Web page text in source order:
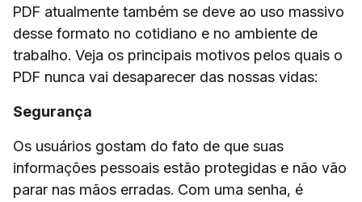
PDF atualmente também se deve ao uso massivo
desse formato no cotidiano e no ambiente de
trabalho. Veja os principais motivos pelos quais o
PDF nunca vai desaparecer das nossas vidas:
Segurança
Os usuários gostam do fato de que suas
informações pessoais estão protegidas e não vão
parar nas mãos erradas. Com uma senha, é